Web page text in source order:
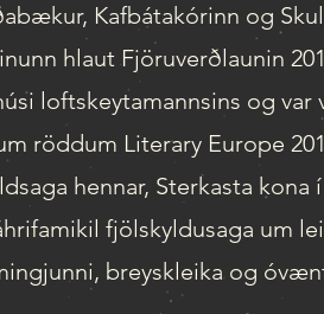
Kafbátakórinn og
hlaut Fjöruverðlaunin
loftskeytamannsins og var
röddum Literary Europe
hennar, Sterkasta kona
fjölskyldusaga um
breyskleika og